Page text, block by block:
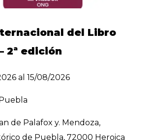
del Libro
2ª edición
al 15/08/2026
de Palafox y. Mendoza,
de Puebla, 72000 Heroica